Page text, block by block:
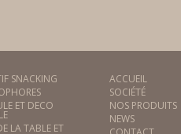
SNACKING
ET DECO
LA TABLE ET
ACCUEIL
SOCIÉTÉ
NOS PRODUITS
NEWS